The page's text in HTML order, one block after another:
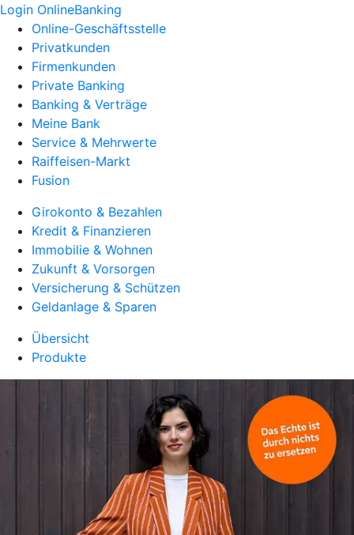
Login OnlineBanking
Online-Geschäftsstelle
Privatkunden
Firmenkunden
Private Banking
Banking & Verträge
Meine Bank
Service & Mehrwerte
Raiffeisen-Markt
Fusion
Girokonto & Bezahlen
Kredit & Finanzieren
Immobilie & Wohnen
Zukunft & Vorsorgen
Versicherung & Schützen
Geldanlage & Sparen
Übersicht
Produkte